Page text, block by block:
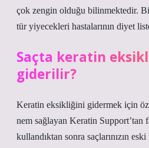
çok zengin olduğu bilinmektedir.
tür yiyecekleri hastalarının diyet
Saçta keratin
giderilir?
Keratin eksikliğini gidermek için
nem sağlayan Keratin
kullandıktan sonra saçlarınızın